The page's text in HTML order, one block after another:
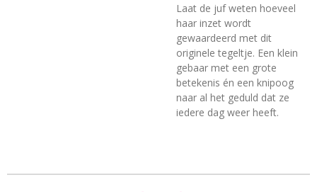
Laat de juf weten hoeveel
haar inzet wordt
gewaardeerd met dit
originele tegeltje. Een klein
gebaar met een grote
betekenis én een knipoog
naar al het geduld dat ze
iedere dag weer heeft.